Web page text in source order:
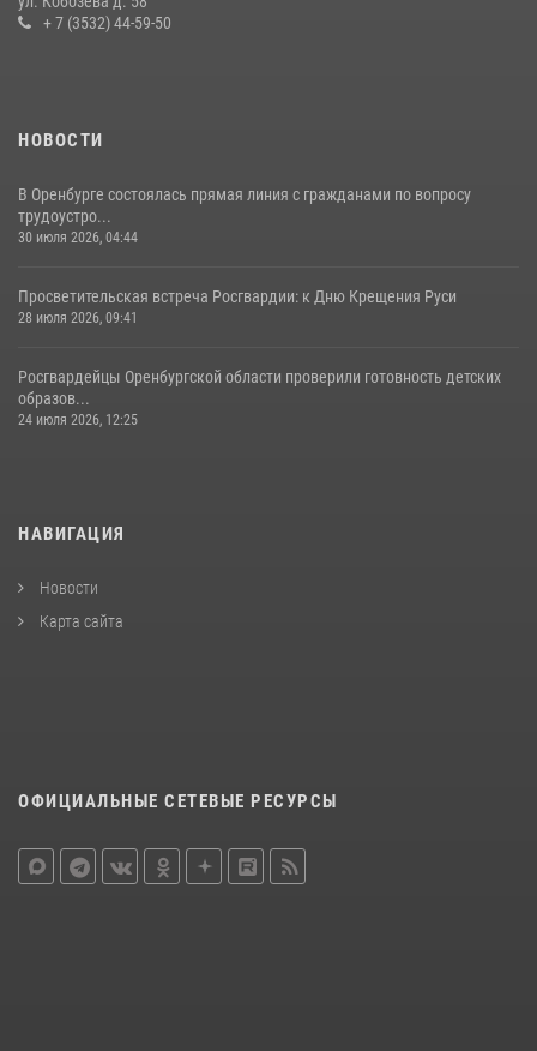
+ 7 (3532) 44-59-50
НОВОСТИ
В Оренбурге состоялась прямая линия с гражданами по вопросу
трудоустро...
30 июля 2026, 04:44
Просветительская встреча Росгвардии: к Дню Крещения Руси
28 июля 2026, 09:41
Росгвардейцы Оренбургской области проверили готовность детских
образов...
24 июля 2026, 12:25
НАВИГАЦИЯ
Новости
Карта сайта
ОФИЦИАЛЬНЫЕ СЕТЕВЫЕ РЕСУРСЫ